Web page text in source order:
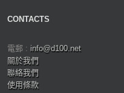
CONTACTS
電郵 : info@d100.net
關於我們
聯絡我們
使用條款